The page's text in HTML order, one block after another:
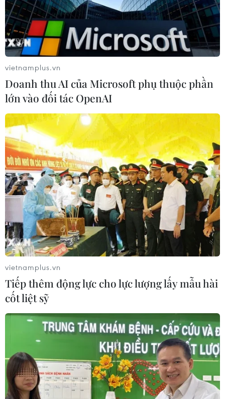
TIN CÙNG CHUYÊN MỤC
Bão Dolphin hướng vào miền Đông
Trung Quốc, cảnh báo mưa lớn trên
diện rộng
06/08/2026 08:36
vietnamplus.vn
Doanh thu AI của Microsoft phụ thuộc phần
lớn vào đối tác OpenAI
vietnamplus.vn
Tiếp thêm động lực cho lực lượng lấy mẫu hài
cốt liệt sỹ